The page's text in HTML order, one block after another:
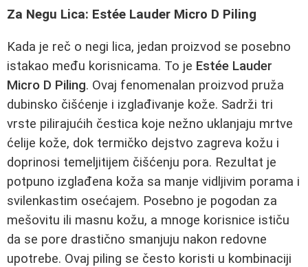
Za Negu Lica: Estée Lauder Micro D Piling
Kada je reč o negi lica, jedan proizvod se posebno
istakao među korisnicama. To je Estée Lauder
Micro D Piling. Ovaj fenomenalan proizvod pruža
dubinsko čišćenje i izglađivanje kože. Sadrži tri
vrste pilirajućih čestica koje nežno uklanjaju mrtve
ćelije kože, dok termičko dejstvo zagreva kožu i
doprinosi temeljitijem čišćenju pora. Rezultat je
potpuno izglađena koža sa manje vidljivim porama i
svilenkastim osećajem. Posebno je pogodan za
mešovitu ili masnu kožu, a mnoge korisnice ističu
da se pore drastično smanjuju nakon redovne
upotrebe. Ovaj piling se često koristi u kombinaciji